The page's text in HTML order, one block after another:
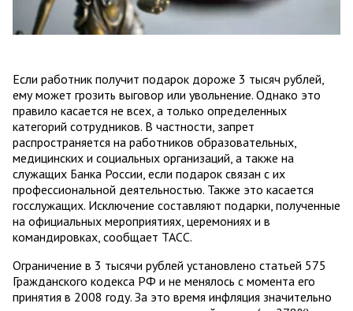
Если работник получит подарок дороже 3 тысяч рублей,
ему может грозить выговор или увольнение. Однако это
правило касается не всех, а только определенных
категорий сотрудников. В частности, запрет
распространяется на работников образовательных,
медицинских и социальных организаций, а также на
служащих Банка России, если подарок связан с их
профессиональной деятельностью. Также это касается
госслужащих. Исключение составляют подарки, полученные
на официальных мероприятиях, церемониях и в
командировках, сообщает ТАСС.
Ограничение в 3 тысячи рублей установлено статьей 575
Гражданского кодекса РФ и не менялось с момента его
принятия в 2008 году. За это время инфляция значительно